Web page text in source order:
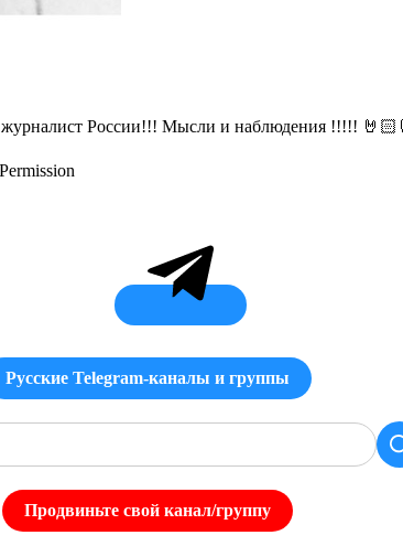
России!!! Мысли и наблюдения !!!!!
Русские Telegram-каналы и группы
Продвиньте свой канал/группу